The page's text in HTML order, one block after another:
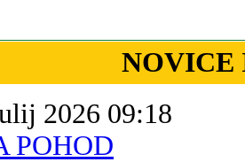
NOVICE
2026 09:18
POHOD